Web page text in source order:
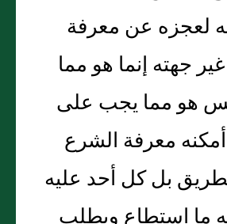
لعجزه عن معرفة
جهته إنما هو مما
هو مما يجب على
معرفة الشرع
بل كل أحد عليه